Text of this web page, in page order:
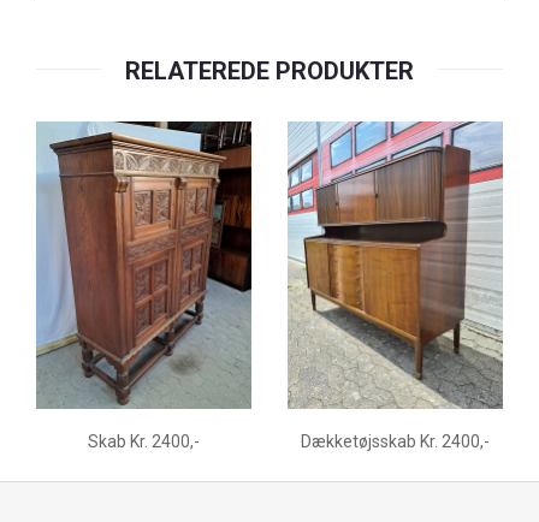
RELATEREDE PRODUKTER
Skab Kr. 2400,- Dækketøjsskab Kr. 2400,-